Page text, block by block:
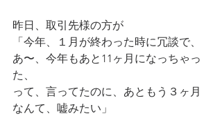
昨日、取引先様の方が
「今年、１月が終わった時に冗談で、
あ〜、今年もあと11ヶ月になっちゃっ
た、
って、言ってたのに、あともう３ヶ月
なんて、嘘みたい」